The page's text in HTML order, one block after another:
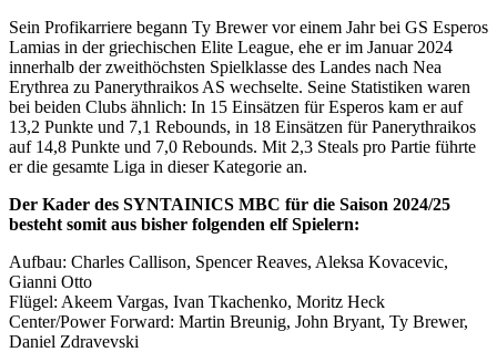
Sein Profikarriere begann Ty Brewer vor einem Jahr bei GS Esperos
Lamias in der griechischen Elite League, ehe er im Januar 2024
innerhalb der zweithöchsten Spielklasse des Landes nach Nea
Erythrea zu Panerythraikos AS wechselte. Seine Statistiken waren
bei beiden Clubs ähnlich: In 15 Einsätzen für Esperos kam er auf
13,2 Punkte und 7,1 Rebounds, in 18 Einsätzen für Panerythraikos
auf 14,8 Punkte und 7,0 Rebounds. Mit 2,3 Steals pro Partie führte
er die gesamte Liga in dieser Kategorie an.
Der Kader des SYNTAINICS MBC für die Saison 2024/25
besteht somit aus bisher folgenden elf Spielern:
Aufbau: Charles Callison, Spencer Reaves, Aleksa Kovacevic,
Gianni Otto
Flügel: Akeem Vargas, Ivan Tkachenko, Moritz Heck
Center/Power Forward: Martin Breunig, John Bryant, Ty Brewer,
Daniel Zdravevski